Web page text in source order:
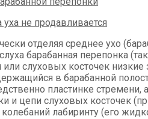
отделяя среднее ухо
барабанная перепонка
слуховых ко­сточек
в барабанной
пластинке
и цепи слуховых косточек
лабиринту (его